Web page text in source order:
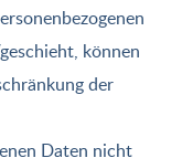
können
der
Daten nicht